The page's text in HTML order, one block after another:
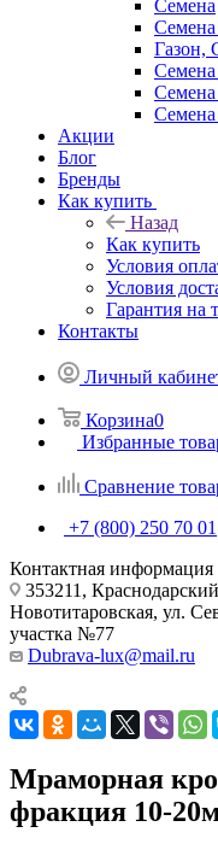
Семена
Семена
Газон,
Акции
Блог
Бренды
Как купить
Назад
Как купить
Условия
Условия
Гарантия на
Контакты
Личный
Корзина0
Избранные
Сравнение
+7 (800) 250 70 01
Контактная информация
353211,
Новотитаровская, ул.
участка №77
Dubrava-lux@mail.ru
Мраморная
фракция 10-